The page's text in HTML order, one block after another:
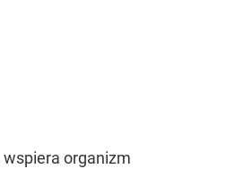
organizm